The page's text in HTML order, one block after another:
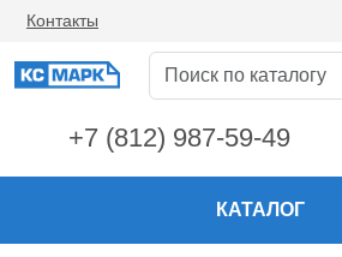
Контакты
+7 (812) 987-59-49
КАТАЛОГ